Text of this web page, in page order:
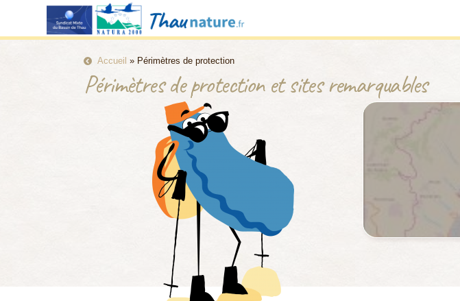
Accueil » Périmètres de protection
Périmètres de protection et sites remarquables